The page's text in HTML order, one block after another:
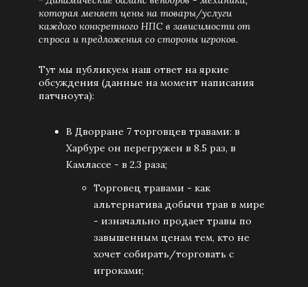
которая меняет цены на товары/услуги
каждого конкретного НПС в зависимости от
спроса и предложения со стороны игроков.
Тут мы публикуем наш ответ на яркие
обсуждения (данные на момент написания
патчноута):
В Дворране 7 торговцев травами: в
Харбуре он перегружен в 8.5 раз, в
Камлассе - в 2.3 раза;
Торговец травами - как
альтернатива добычи трав в мире
- изначально продает травы по
завышенным ценам тем, кто не
хочет собирать/торговать с
игроками;